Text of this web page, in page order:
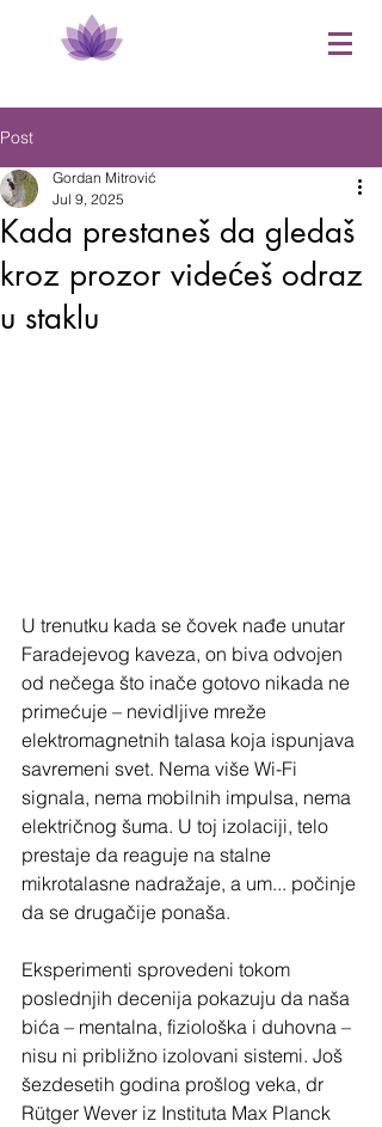
Post
Kada prestaneš da gledaš
kroz prozor videćeš odraz
u staklu
Gordan Mitrović
Jul 9, 2025
U trenutku kada se čovek nađe unutar
Faradejevog kaveza, on biva odvojen
od nečega što inače gotovo nikada ne
primećuje – nevidljive mreže
elektromagnetnih talasa koja ispunjava
savremeni svet. Nema više Wi-Fi
signala, nema mobilnih impulsa, nema
električnog šuma. U toj izolaciji, telo
prestaje da reaguje na stalne
mikrotalasne nadražaje, a um... počinje
da se drugačije ponaša.
Eksperimenti sprovedeni tokom
poslednjih decenija pokazuju da naša
bića – mentalna, fiziološka i duhovna –
nisu ni približno izolovani sistemi. Još
šezdesetih godina prošlog veka, dr
Rütger Wever iz Instituta Max Planck